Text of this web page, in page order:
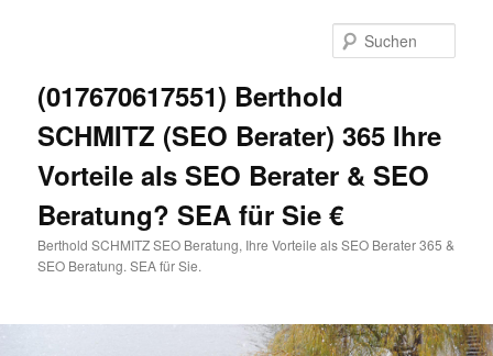
(017670617551) Berthold
SCHMITZ (SEO Berater) 365 Ihre
Vorteile als SEO Berater & SEO
Beratung? SEA für Sie €
Berthold SCHMITZ SEO Beratung, Ihre Vorteile als SEO Berater 365 &
SEO Beratung. SEA für Sie.